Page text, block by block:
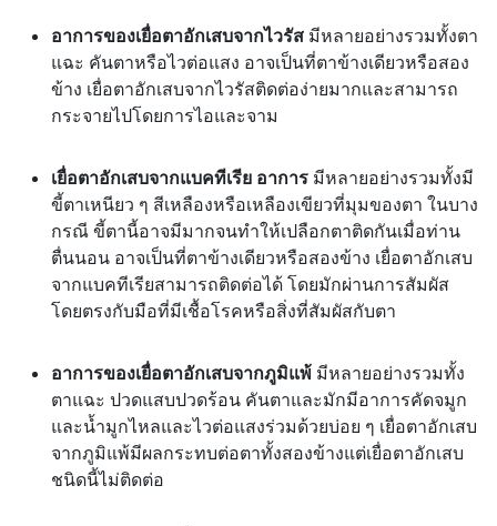
อาการของเยื่อตาอักเสบจากไวรัส มีหลายอย่างรวมทั้งตา
แฉะ คันตาหรือไวต่อแสง อาจเป็นที่ตาข้างเดียวหรือสอง
ข้าง เยื่อตาอักเสบจากไวรัสติดต่อง่ายมากและสามารถ
กระจายไปโดยการไอและจาม
เยื่อตาอักเสบจากแบคทีเรีย อาการ มีหลายอย่างรวมทั้งมี
ขี้ตาเหนียว ๆ สีเหลืองหรือเหลืองเขียวที่มุมของตา ในบาง
กรณี ขี้ตานี้อาจมีมากจนทำให้เปลือกตาติดกันเมื่อท่าน
ตื่นนอน อาจเป็นที่ตาข้างเดียวหรือสองข้าง เยื่อตาอักเสบ
จากแบคทีเรียสามารถติดต่อได้ โดยมักผ่านการสัมผัส
โดยตรงกับมือที่มีเชื้อโรคหรือสิ่งที่สัมผัสกับตา
อาการของเยื่อตาอักเสบจากภูมิแพ้ มีหลายอย่างรวมทั้ง
ตาแฉะ ปวดแสบปวดร้อน คันตาและมักมีอาการคัดจมูก
และน้ำมูกไหลและไวต่อแสงร่วมด้วยบ่อย ๆ เยื่อตาอักเสบ
จากภูมิแพ้มีผลกระทบต่อตาทั้งสองข้างแต่เยื่อตาอักเสบ
ชนิดนี้ไม่ติดต่อ